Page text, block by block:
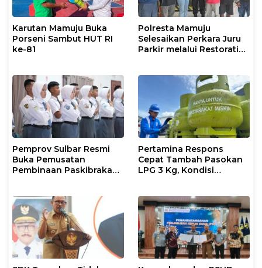
Karutan Mamuju Buka
Porseni Sambut HUT RI
ke-81
Polresta Mamuju
Selesaikan Perkara Juru
Parkir melalui Restorative
Pemprov Sulbar Resmi
Buka Pemusatan
Pembinaan Paskibraka
Pertamina Respons
Cepat Tambah Pasokan
LPG 3 Kg, Kondisi